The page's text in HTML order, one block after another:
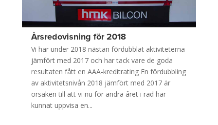
Årsredovisning för 2018
Vi har under 2018 nästan fördubblat aktiviteterna
jämfört med 2017 och har tack vare de goda
resultaten fått en AAA-kreditrating En fördubbling
av aktivitetsnivån 2018 jämfört med 2017 är
orsaken till att vi nu för andra året i rad har
kunnat uppvisa en...